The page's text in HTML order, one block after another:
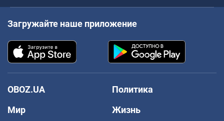
Загружайте наше приложение
OBOZ.UA
Политика
Мир
Жизнь